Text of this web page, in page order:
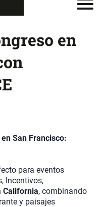
en
San Francisco:
para eventos
Incentivos,
California, combinando
y paisajes